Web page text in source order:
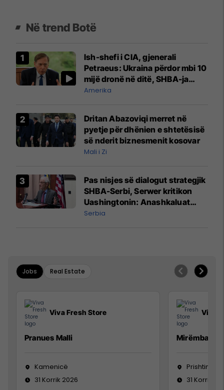
Në trend Botë
Ish-shefi i CIA, gjenerali
Petraeus: Ukraina përdor mbi 10
mijë dronë në ditë, SHBA-ja
mbetet shumë prapa në
Amerika
Dritan Abazoviqi merret në
pyetje për dhënien e shtetësisë
së nderit biznesmenit kosovar
Mali i Zi
Pas nisjes së dialogut strategjik
SHBA-Serbi, Serwer kritikon
Uashingtonin: Anashkaluat
Banjskën, sulmin ndaj KFOR-it
Serbia
Jobs Real Estate
Viva Fresh Store
Pranues Malli
Kamenicë
31 Korrik 2026
Viva
Prishtinë
31 Korrik